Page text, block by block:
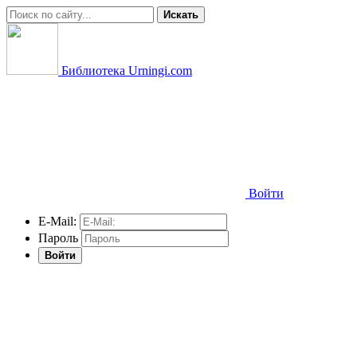
Искать
Библиотека Urningi.com
Войти
E-Mail:
Пароль
Войти